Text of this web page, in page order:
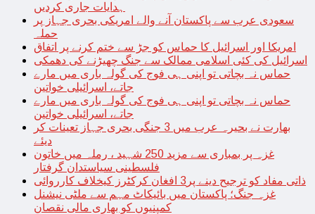
ہدایات جاری کردیں
سعودی عرب سے پاکستان آنے والے امریکی بحری جہاز پر
حملہ
امریکا اور اسرائیل کا حماس کو جڑ سے ختم کرنے پر اتفاق
اسرائیل کی کئی اسلامی ممالک سے جنگ چھیڑنے کی دھمکی
حماس نہ بچاتی تو اپنی ہی فوج کی گولہ باری میں مارے
جاتے، اسرائیلی خواتین
حماس نہ بچاتی تو اپنی ہی فوج کی گولہ باری میں مارے
جاتے، اسرائیلی خواتین
بھارت نے بحیرہ عرب میں 3 جنگی بحری جہاز تعینات کر
دیئے
غزہ پر بمباری سے مزید 250 شہید ، رملہ میں خاتون
فلسطینی سیاستدان گرفتار
ذاتی مفاد کو ترجیح دینے پر3 افغان کرکٹرز کیخلاف کارروائی
غزہ جنگ؛ پاکستان میں بائیکاٹ مہم سے ملٹی نیشنل
کمپنیوں کو بھاری مالی نقصان